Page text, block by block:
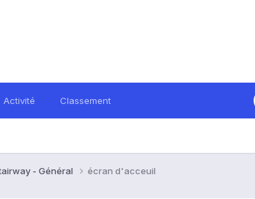
Activité Classement
- Général écran d'acceuil